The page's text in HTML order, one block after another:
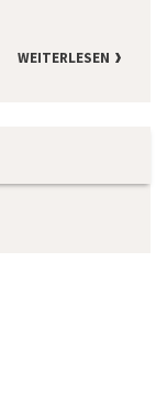
WEITERLESEN